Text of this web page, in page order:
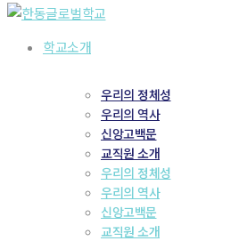
학교소개
우리의 정체성
우리의 역사
신앙고백문
교직원 소개
우리의 정체성
우리의 역사
신앙고백문
교직원 소개